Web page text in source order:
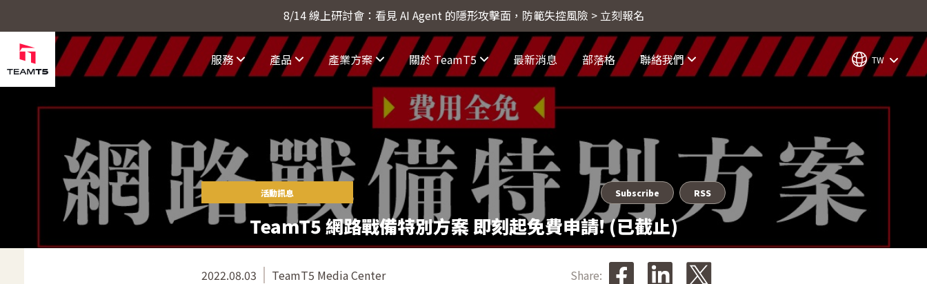
8/14 線上研討會：看見 AI Agent 的隱形攻擊面，防範失控風險 > 立刻報名
服務 產品 產業方案 關於 TeamT5 最新消息 部落格 聯絡我們 TW
活動訊息 Subscribe RSS
TeamT5 網路戰備特別方案 即刻起免費申請! (已截止)
2022.08.03 TeamT5 Media Center Share: